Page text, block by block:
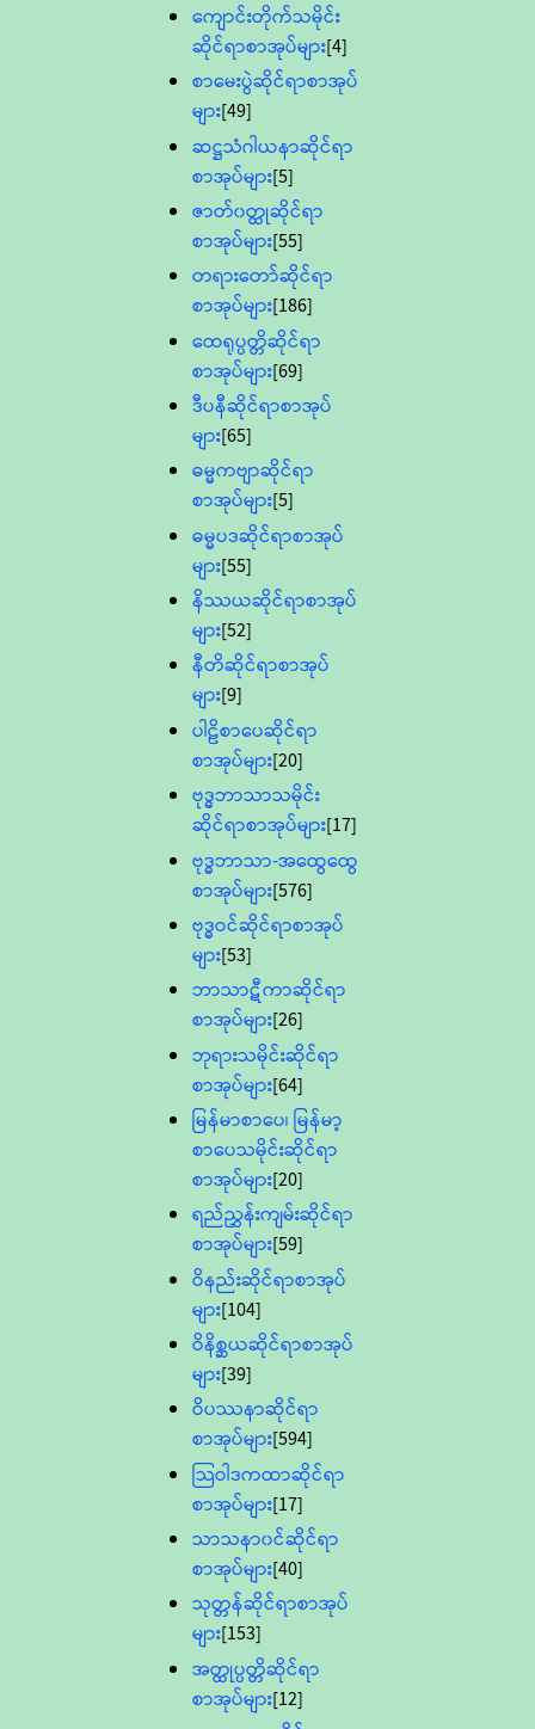
ကျောင်းတိုက်သမိုင်း
ဆိုင်ရာစာအုပ်များ[4]
စာမေးပွဲဆိုင်ရာစာအုပ်
များ[49]
ဆဋ္ဌသံဂါယနာဆိုင်ရာ
စာအုပ်များ[5]
ဇာတ်၀တ္ထုဆိုင်ရာ
စာအုပ်များ[55]
တရားတော်ဆိုင်ရာ
စာအုပ်များ[186]
ထေရုပ္ပတ္တိဆိုင်ရာ
စာအုပ်များ[69]
ဒီပနီဆိုင်ရာစာအုပ်
များ[65]
ဓမ္မကဗျာဆိုင်ရာ
စာအုပ်များ[5]
ဓမ္မပဒဆိုင်ရာစာအုပ်
များ[55]
နိဿယဆိုင်ရာစာအုပ်
များ[52]
နီတိဆိုင်ရာစာအုပ်
များ[9]
ပါဠိစာပေဆိုင်ရာ
စာအုပ်များ[20]
ဗုဒ္ဓဘာသာသမိုင်း
ဆိုင်ရာစာအုပ်များ[17]
ဗုဒ္ဓဘာသာ-အထွေထွေ
စာအုပ်များ[576]
ဗုဒ္ဓဝင်ဆိုင်ရာစာအုပ်
များ[53]
ဘာသာဋီကာဆိုင်ရာ
စာအုပ်များ[26]
ဘုရားသမိုင်းဆိုင်ရာ
စာအုပ်များ[64]
မြန်မာစာပေ၊ မြန်မာ့
စာပေသမိုင်းဆိုင်ရာ
စာအုပ်များ[20]
ရည်ညွှန်းကျမ်းဆိုင်ရာ
စာအုပ်များ[59]
ဝိနည်းဆိုင်ရာစာအုပ်
များ[104]
ဝိနိစ္ဆယဆိုင်ရာစာအုပ်
များ[39]
ဝိပဿနာဆိုင်ရာ
စာအုပ်များ[594]
သြဝါဒကထာဆိုင်ရာ
စာအုပ်များ[17]
သာသနာ၀င်ဆိုင်ရာ
စာအုပ်များ[40]
သုတ္တန်ဆိုင်ရာစာအုပ်
များ[153]
အတ္ထုပ္ပတ္တိဆိုင်ရာ
စာအုပ်များ[12]